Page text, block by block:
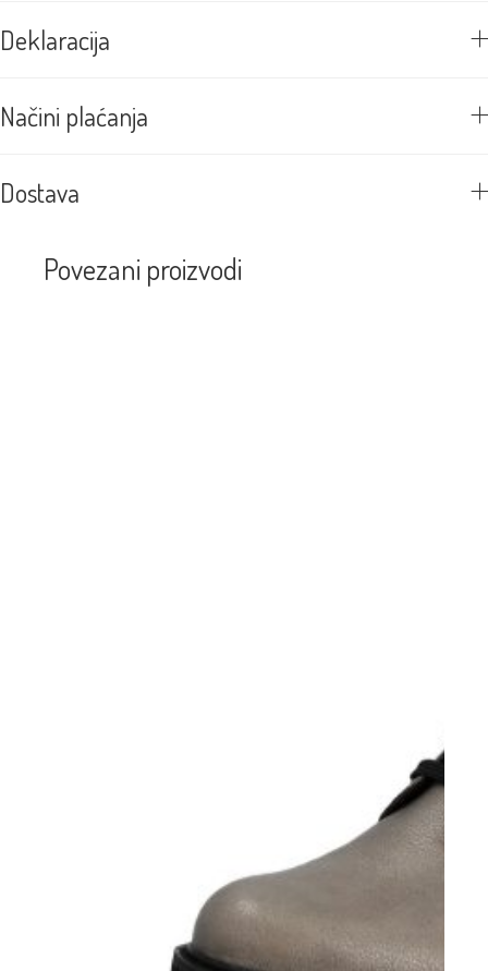
Deklaracija
Načini plaćanja
Dostava
Povezani proizvodi